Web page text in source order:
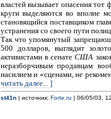
властей вызывает опасения
круги выделяются во вполне
становящийся поставщиком
устранения со своего пути
Так что упомянутый
500 долларов, выглядит
активистами в сенатеСША
неразборчивым продавцам
насилием и «сценами, не
читать далее... ]
st41n| источник: Forte.ru | 06/05/03,